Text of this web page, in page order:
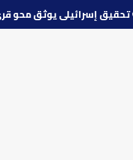
🔵تحقيق إسرائيلي يوثق